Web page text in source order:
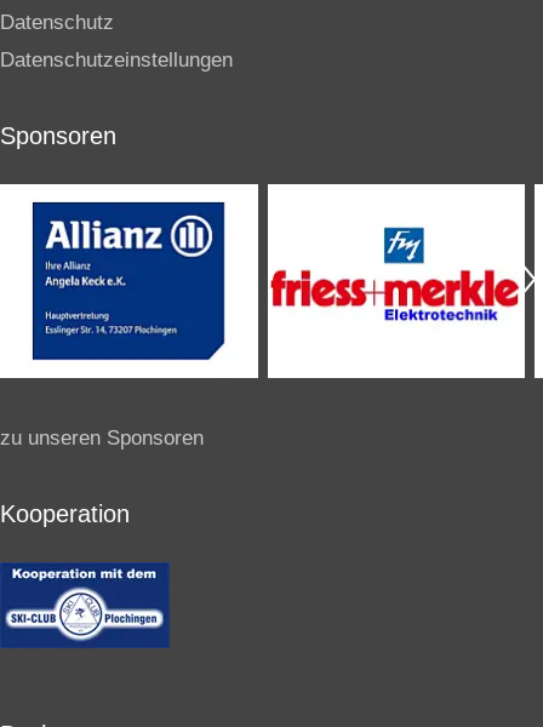
Datenschutz
Datenschutzeinstellungen
Sponsoren
zu unseren Sponsoren
Kooperation